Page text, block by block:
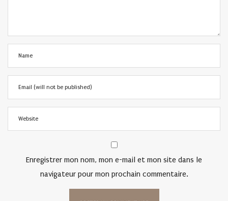
Enregistrer mon nom, mon e-mail et mon site dans le
navigateur pour mon prochain commentaire.